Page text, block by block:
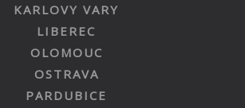
KARLOVY VARY
LIBEREC
OLOMOUC
OSTRAVA
PARDUBICE